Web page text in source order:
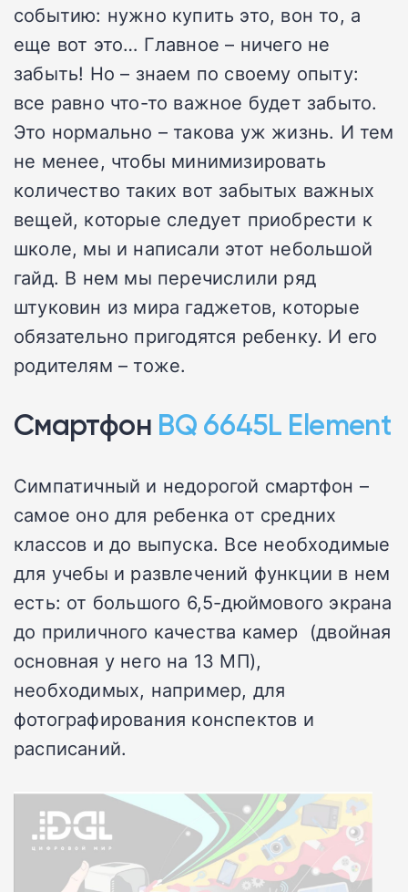
событию: нужно купить это, вон то, а
еще вот это… Главное – ничего не
забыть! Но – знаем по своему опыту:
все равно что-то важное будет забыто.
Это нормально – такова уж жизнь. И тем
не менее, чтобы минимизировать
количество таких вот забытых важных
вещей, которые следует приобрести к
школе, мы и написали этот небольшой
гайд. В нем мы перечислили ряд
штуковин из мира гаджетов, которые
обязательно пригодятся ребенку. И его
родителям – тоже.
Смартфон BQ 6645L Element
Симпатичный и недорогой смартфон –
самое оно для ребенка от средних
классов и до выпуска. Все необходимые
для учебы и развлечений функции в нем
есть: от большого 6,5-дюймового экрана
до приличного качества камер (двойная
основная у него на 13 МП),
необходимых, например, для
фотографирования конспектов и
расписаний.